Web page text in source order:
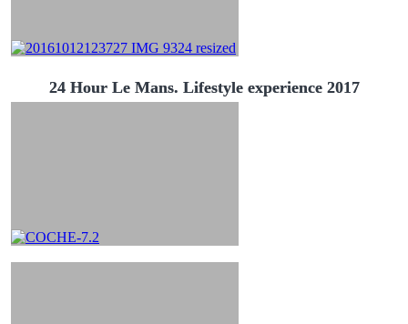
24 Hour Le Mans. Lifestyle experience 2017